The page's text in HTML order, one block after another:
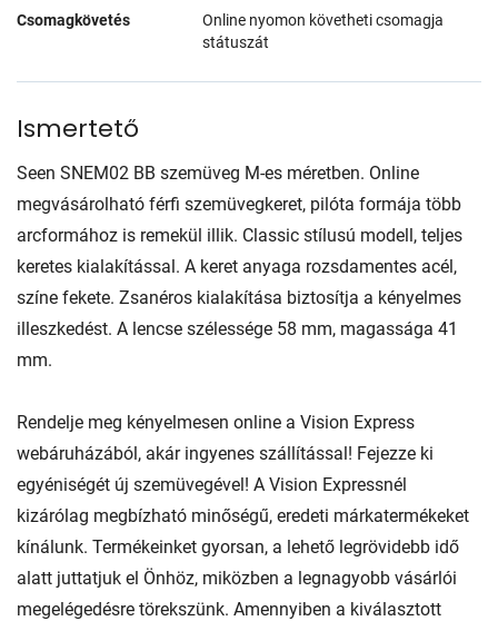
Csomagkövetés
Online nyomon követheti csomagja
státuszát
Ismertető
Seen SNEM02 BB szemüveg M-es méretben. Online
megvásárolható férfi szemüvegkeret, pilóta formája több
arcformához is remekül illik. Classic stílusú modell, teljes
keretes kialakítással. A keret anyaga rozsdamentes acél,
színe fekete. Zsanéros kialakítása biztosítja a kényelmes
illeszkedést. A lencse szélessége 58 mm, magassága 41
mm.
Rendelje meg kényelmesen online a Vision Express
webáruházából, akár ingyenes szállítással! Fejezze ki
egyéniségét új szemüvegével! A Vision Expressnél
kizárólag megbízható minőségű, eredeti márkatermékeket
kínálunk. Termékeinket gyorsan, a lehető legrövidebb idő
alatt juttatjuk el Önhöz, miközben a legnagyobb vásárlói
megelégedésre törekszünk. Amennyiben a kiválasztott